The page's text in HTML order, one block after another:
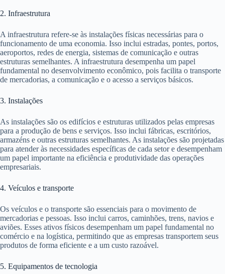
2. Infraestrutura
A infraestrutura refere-se às instalações físicas necessárias para o
funcionamento de uma economia. Isso inclui estradas, pontes, portos,
aeroportos, redes de energia, sistemas de comunicação e outras
estruturas semelhantes. A infraestrutura desempenha um papel
fundamental no desenvolvimento econômico, pois facilita o transporte
de mercadorias, a comunicação e o acesso a serviços básicos.
3. Instalações
As instalações são os edifícios e estruturas utilizados pelas empresas
para a produção de bens e serviços. Isso inclui fábricas, escritórios,
armazéns e outras estruturas semelhantes. As instalações são projetadas
para atender às necessidades específicas de cada setor e desempenham
um papel importante na eficiência e produtividade das operações
empresariais.
4. Veículos e transporte
Os veículos e o transporte são essenciais para o movimento de
mercadorias e pessoas. Isso inclui carros, caminhões, trens, navios e
aviões. Esses ativos físicos desempenham um papel fundamental no
comércio e na logística, permitindo que as empresas transportem seus
produtos de forma eficiente e a um custo razoável.
5. Equipamentos de tecnologia